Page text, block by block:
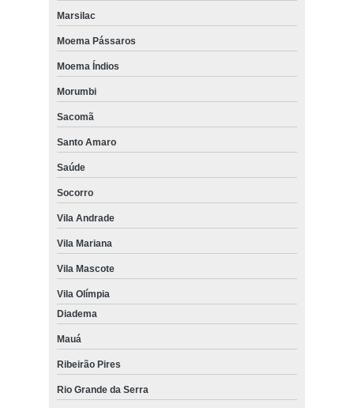
Marsilac
Moema Pássaros
Moema Índios
Morumbi
Sacomã
Santo Amaro
Saúde
Socorro
Vila Andrade
Vila Mariana
Vila Mascote
Vila Olímpia
Diadema
Mauá
Ribeirão Pires
Rio Grande da Serra